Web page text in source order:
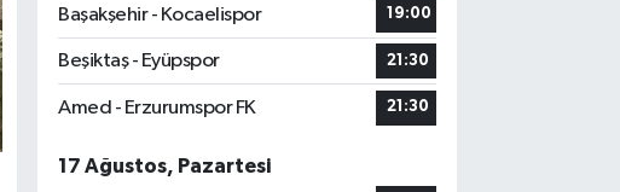
Başakşehir - Kocaelispor
19:00
Beşiktaş - Eyüpspor 21:30
Amed - Erzurumspor FK 21:30
17 Ağustos, Pazartesi